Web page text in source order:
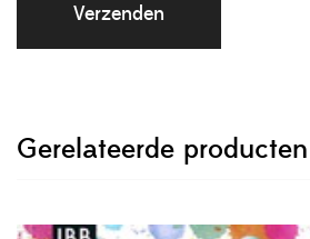
Gerelateerde producten